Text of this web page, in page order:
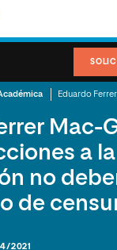
Mac-
a
no
de
2021